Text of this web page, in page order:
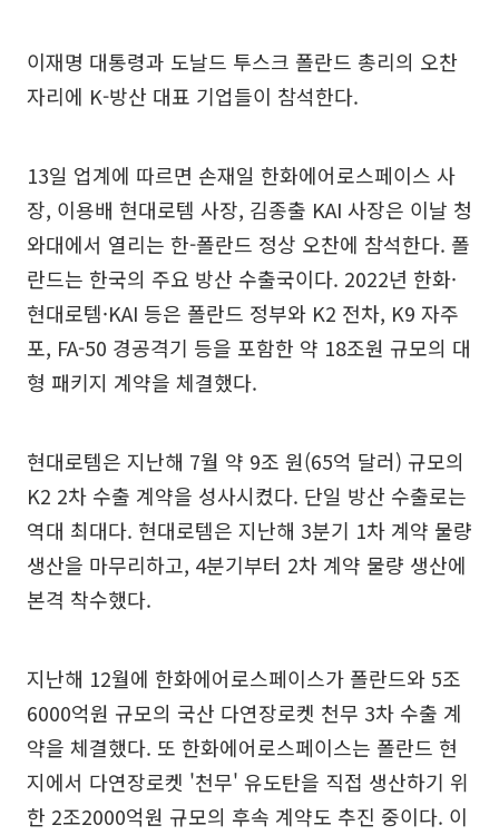
이재명 대통령과 도날드 투스크 폴란드 총리의 오찬
자리에 K-방산 대표 기업들이 참석한다.
13일 업계에 따르면 손재일 한화에어로스페이스 사
장, 이용배 현대로템 사장, 김종출 KAI 사장은 이날 청
와대에서 열리는 한-폴란드 정상 오찬에 참석한다. 폴
란드는 한국의 주요 방산 수출국이다. 2022년 한화·
현대로템·KAI 등은 폴란드 정부와 K2 전차, K9 자주
포, FA-50 경공격기 등을 포함한 약 18조원 규모의 대
형 패키지 계약을 체결했다.
현대로템은 지난해 7월 약 9조 원(65억 달러) 규모의
K2 2차 수출 계약을 성사시켰다. 단일 방산 수출로는
역대 최대다. 현대로템은 지난해 3분기 1차 계약 물량
생산을 마무리하고, 4분기부터 2차 계약 물량 생산에
본격 착수했다.
지난해 12월에 한화에어로스페이스가 폴란드와 5조
6000억원 규모의 국산 다연장로켓 천무 3차 수출 계
약을 체결했다. 또 한화에어로스페이스는 폴란드 현
지에서 다연장로켓 '천무' 유도탄을 직접 생산하기 위
한 2조2000억원 규모의 후속 계약도 추진 중이다. 이